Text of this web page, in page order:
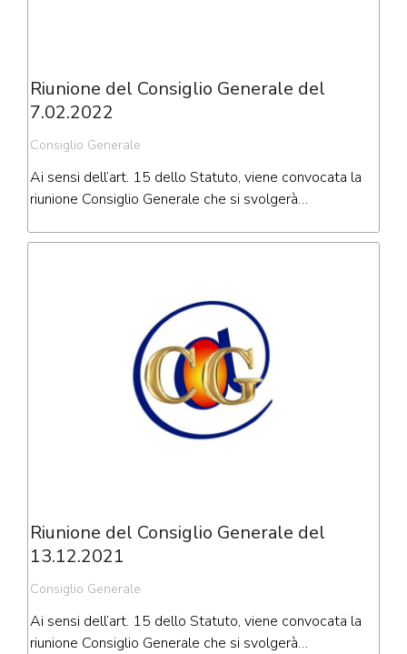
Riunione del Consiglio Generale del
7.02.2022
Consiglio Generale
Ai sensi dell’art. 15 dello Statuto, viene convocata la
riunione Consiglio Generale che si svolgerà…
Riunione del Consiglio Generale del
13.12.2021
Consiglio Generale
Ai sensi dell’art. 15 dello Statuto, viene convocata la
riunione Consiglio Generale che si svolgerà…